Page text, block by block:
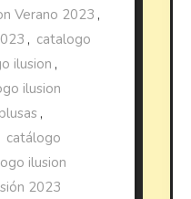
Verano 2023 ,
, catalogo
ilusion ,
ilusion
,
catálogo
ilusion
2023